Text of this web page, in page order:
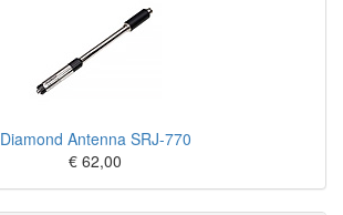
Diamond Antenna SRJ-770
€ 62,00